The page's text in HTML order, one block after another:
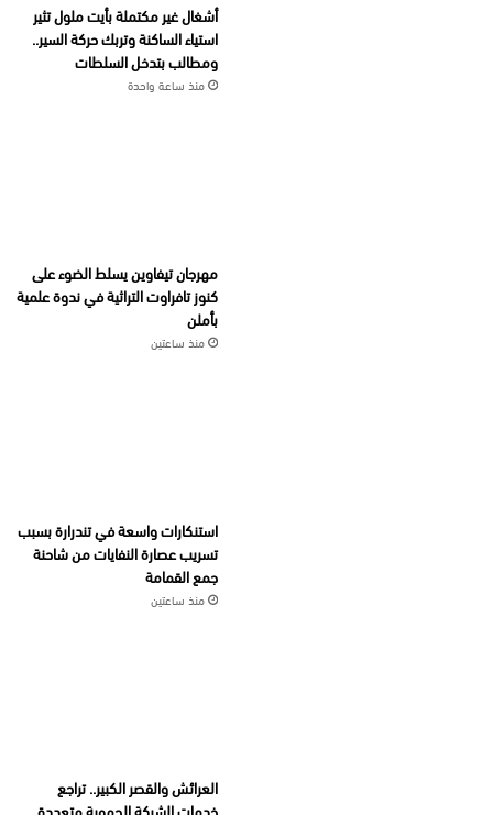
أشغال غير مكتملة بأيت ملول تثير
استياء الساكنة وتربك حركة السير..
ومطالب بتدخل السلطات
منذ ساعة واحدة
مهرجان تيفاوين يسلط الضوء على
كنوز تافراوت التراثية في ندوة علمية
بأملن
منذ ساعتين
استنكارات واسعة في تندرارة بسبب
تسريب عصارة النفايات من شاحنة
جمع القمامة
منذ ساعتين
العرائش والقصر الكبير.. تراجع